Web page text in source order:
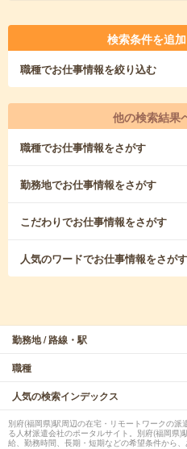
検索条件を追
職種でお仕事情報を絞り込む
他の検索結果
職種でお仕事情報をさがす
勤務地でお仕事情報をさがす
こだわりでお仕事情報をさがす
人気のワードでお仕事情報をさがす
勤務地 / 路線・駅
職種
人気の検索インデックス
別府(福岡県)駅周辺の在宅・リモートワークの
る人材派遣会社のポータルサイト。別府(福岡県
給、勤務時間、長期・短期などの希望条件から